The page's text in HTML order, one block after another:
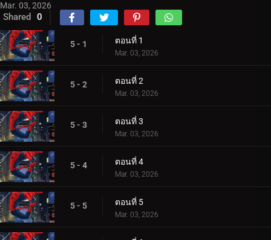
Mar. 03, 2026
Shared 0
5 - 1 ตอนที่ 1
Mar. 03, 2026
5 - 2 ตอนที่ 2
Mar. 03, 2026
5 - 3 ตอนที่ 3
Mar. 03, 2026
5 - 4 ตอนที่ 4
Mar. 03, 2026
5 - 5 ตอนที่ 5
Mar. 03, 2026